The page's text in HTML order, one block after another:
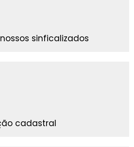
sinficalizados
cadastral